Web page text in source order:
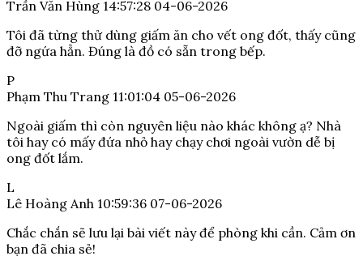
Trần Văn Hùng 14:57:28 04-06-2026
Tôi đã từng thử dùng giấm ăn cho vết ong đốt, thấy cũng
đỡ ngứa hẳn. Đúng là đồ có sẵn trong bếp.
P
Phạm Thu Trang 11:01:04 05-06-2026
Ngoài giấm thì còn nguyên liệu nào khác không ạ? Nhà
tôi hay có mấy đứa nhỏ hay chạy chơi ngoài vườn dễ bị
ong đốt lắm.
L
Lê Hoàng Anh 10:59:36 07-06-2026
Chắc chắn sẽ lưu lại bài viết này để phòng khi cần. Cảm ơn
bạn đã chia sẻ!